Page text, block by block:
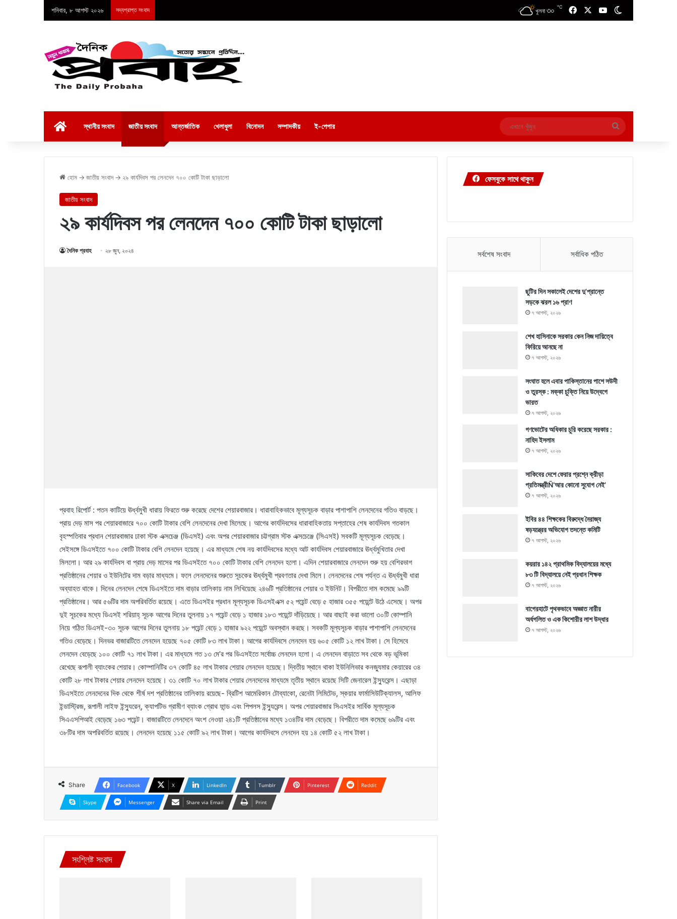
শনিবার, ৮ আগস্ট ২০২৬ সদ্যপ্রাপ্ত সংবাদ খুলনা ৩০ ℃ FacebookYouTube
স্থানীয় সংবাদ জাতীয় সংবাদ আন্তর্জাতিক খেলাধুলা বিনোদন সম্পাদকীয় ই-পেপার
এখানে
খুঁজুন
হোম → জাতীয় সংবাদ → ২৯ কার্যদিবস পর লেনদেন ৭০০ কোটি টাকা ছাড়ালো
জাতীয় সংবাদ
২৯ কার্যদিবস পর লেনদেন ৭০০ কোটি টাকা ছাড়ালো
দৈনিক প্রবাহ ২৮ জুন, ২০২৪
প্রবাহ রিপোর্ট : পতন কাটিয়ে ঊর্ধ্বমুখী ধারায় ফিরতে শুরু করেছে দেশের শেয়ারবাজার। ধারাবাহিকভাবে মূল্যসূচক বাড়ার পাশাপাশি লেনদেনের গতিও বাড়ছে।
প্রায় দেড় মাস পর শেয়ারবাজারে ৭০০ কোটি টাকার বেশি লেনদেনের দেখা মিলেছে। আগের কার্যদিবসের ধারাবাহিকতায় সপ্তাহের শেষ কার্যদিবস গতকাল
বৃহস্পতিবার প্রধান শেয়ারবাজার ঢাকা স্টক এক্সচেঞ্জ (ডিএসই) এবং অপর শেয়ারবাজার চট্টগ্রাম স্টক এক্সচেঞ্জে (সিএসই) সবকটি মূল্যসূচক বেড়েছে।
সেইসঙ্গে ডিএসইতে ৭০০ কোটি টাকার বেশি লেনদেন হয়েছে। এর মাধ্যমে শেষ নয় কার্যদিবসের মধ্যে আট কার্যদিবস শেয়ারবাজারে ঊর্ধ্বমুখিতার দেখা
মিললো। আর ২৯ কার্যদিবস বা প্রায় দেড় মাসের পর ডিএসইতে ৭০০ কোটি টাকার বেশি লেনদেন হলো। এদিন শেয়ারবাজারে লেনদেন শুরু হয় বেশিরভাগ
প্রতিষ্ঠানের শেয়ার ও ইউনিটের দাম বড়ার মাধ্যমে। ফলে লেনদেনের শুরুতে সূচকের ঊর্ধ্বমুখী প্রবণতার দেখা মিলে। লেনদেনের শেষ পর্যন্ত এ ঊর্ধ্বমুখী ধারা
অব্যাহত থাকে। দিনের লেনদেন শেষে ডিএসইতে দাম বাড়ার তালিকায় নাম লিখিয়েছে ২৪৬টি প্রতিষ্ঠানের শেয়ার ও ইউনিট। বিপরীতে দাম কমেছে ৯৯টি
প্রতিষ্ঠানের। আর ৫৬টির দাম অপরিবর্তিত রয়েছে। এতে ডিএসইর প্রধান মূল্যসূচক ডিএসইএক্স ৫২ পয়েন্ট বেড়ে ৫ হাজার ৩৫৫ পয়েন্টে উঠে এসেছে। অপর
দুই সূচকের মধ্যে ডিএসই শরিয়াহ্ সূচক আগের দিনের তুলনায় ১৭ পয়েন্ট বেড়ে ১ হাজার ১৮৩ পয়েন্টে দাঁড়িয়েছে। আর বাছাই করা ভালো ৩০টি কোম্পানি
নিয়ে গঠিত ডিএসই-৩০ সূচক আগের দিনের তুলনায় ১৮ পয়েন্ট বেড়ে ১ হাজার ৯২২ পয়েন্টে অবস্থান করছে। সবকটি মূল্যসূচক বাড়ার পাশাপাশি লেনদেনের
গতিও বেড়েছে। দিনভর বাজারটিতে লেনদেন হয়েছে ৭০৫ কোটি ৮৩ লাখ টাকা। আগের কার্যদিবসে লেনদেন হয় ৬০৫ কোটি ১২ লাখ টাকা। সে হিসেবে
লেনদেন বেড়েছে ১০০ কোটি ৭১ লাখ টাকা। এর মাধ্যমে গত ১৩ মে’র পর ডিএসইতে সর্বোচ্চ লেনদেন হলো। এ লেনদেন বাড়াতে সব থেকে বড় ভূমিকা
রেখেছে রূপালী ব্যাংকের শেয়ার। কোম্পানিটির ৩৭ কোটি ৪৫ লাখ টাকার শেয়ার লেনদেন হয়েছে। দ্বিতীয় স্থানে থাকা ইউনিলিভার কনজ্যুমার কেয়ারের ৩৪
কোটি ২৮ লাখ টাকার শেয়ার লেনদেন হয়েছে। ৩১ কোটি ৭০ লাখ টাকার শেয়ার লেনদেনের মাধ্যমে তৃতীয় স্থানে রয়েছে সিটি জেনারেল ইন্স্যুরেন্স। এছাড়া
ডিএসইতে লেনদেনের দিক থেকে শীর্ষ দশ প্রতিষ্ঠানের তালিকায় রয়েছে- ব্রিটিশ আমেরিকান টোব্যাকো, রেনেটা লিমিটেড, স্কয়ার ফার্মাসিউটিক্যালস, আলিফ
ইন্ডাস্ট্রিজ, রূপালী লাইফ ইন্স্যুরেন্, ক্যাপটিভ গ্রামীণ ব্যাংক গ্রোথ ফান্ড এবং পিপলস ইন্স্যুরেন্স। অপর শেয়ারবাজার সিএসইর সার্বিক মূল্যসূচক
সিএএসপিআই বেড়েছে ১৬৩ পয়েন্ট। বাজারটিতে লেনদেনে অংশ নেওয়া ২৪১টি প্রতিষ্ঠানের মধ্যে ১৩৪টির দাম বেড়েছে। বিপরীতে দাম কমেছে ৬৯টির এবং
৩৮টির দাম অপরিবর্তিত রয়েছে। লেনদেন হয়েছে ১১৫ কোটি ৯২ লাখ টাকা। আগের কার্যদিবসে লেনদেন হয় ১৪ কোটি ৫২ লাখ টাকা।
Share Facebook X LinkedIn Tumblr Pinterest Reddit
Skype Messenger Share via Email Print
সংশ্লিষ্ট সংবাদ
ফেসবুকে সাথে থাকুন
সর্বশেষ সংবাদ সর্বাধিক পঠিত
ছুটির দিন সকালেই দেশের দু’প্রান্তে
সড়কে ঝরল ১৬ প্রাণ
৭ আগস্ট, ২০২৬
শেখ হাসিনাকে সরকার কেন নিজ দায়িত্বে
ফিরিয়ে আনছে না
৭ আগস্ট, ২০২৬
সংঘাত হলে এবার পাকিস্তানের পাশে সউদী
ও তুরস্ক : মক্কা চুক্তি নিয়ে উদ্বেগে
ভারত
৭ আগস্ট, ২০২৬
গণভোটের অধিকার চুরি করেছে সরকার :
নাহিদ ইসলাম
৭ আগস্ট, ২০২৬
সাকিবের দেশে ফেরার প্রশ্নে ক্রীড়া
প্রতিমন্ত্রীÑ‘আর কোনো সুযোগ নেই’
৭ আগস্ট, ২০২৬
ইবির ৪৪ শিক্ষকের বিরুদ্ধে নৈরাজ্য
ষড়যন্ত্রের অভিযোগ তদন্তে কমিটি
৭ আগস্ট, ২০২৬
কয়রার ১৪২ প্রাথমিক বিদ্যালয়ের মধ্যে
৮৩ টি বিদ্যালয়ে নেই প্রধান শিক্ষক
৭ আগস্ট, ২০২৬
বাগেরহাটে পৃথকভাবে অজ্ঞাত নারীর
অর্ধগলিত ও এক কিশোরীর লাশ উদ্ধার
৭ আগস্ট, ২০২৬